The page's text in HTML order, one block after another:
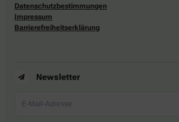
Datenschutzbestimmungen
Impressum
Barrierefreiheitserklärung
Newsletter